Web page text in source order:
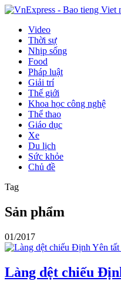
Video
Thời sự
Nhịp sống
Food
Pháp luật
Giải trí
Thế giới
Khoa học công nghệ
Thể thao
Giáo dục
Xe
Du lịch
Sức khỏe
Chủ đề
Tag
Sản phẩm
01/2017
Làng dệt chiếu